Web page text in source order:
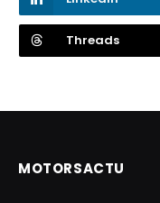
Threads
MOTORSACTU